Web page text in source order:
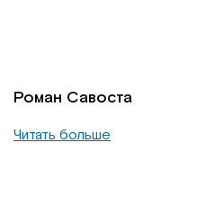
Роман Савоста
Читать больше